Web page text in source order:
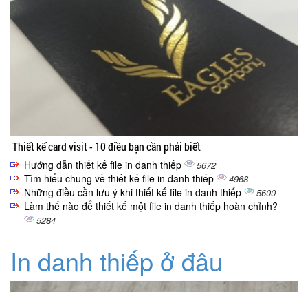
Thiết kế card visit - 10 điều bạn cần phải biết
Hướng dẫn thiết kế file in danh thiếp 5672
Tìm hiểu chung về thiết kế file in danh thiếp 4968
Những điều cần lưu ý khi thiết kế file in danh thiếp 5600
Làm thế nào để thiết kế một file in danh thiếp hoàn chỉnh?
5284
In danh thiếp ở đâu